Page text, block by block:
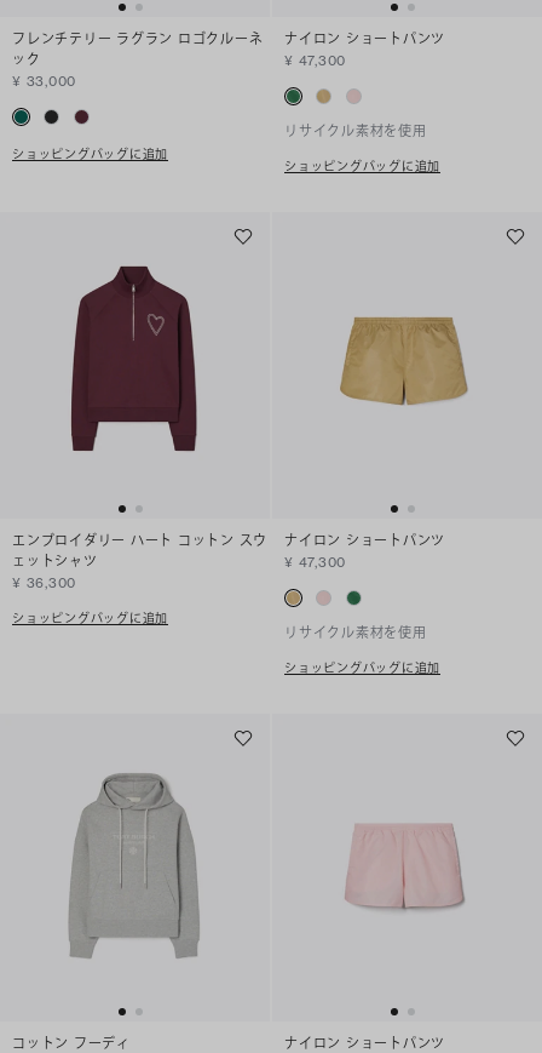
フレンチテリー ラグラン ロゴクルーネ
ック
¥ 33,000
ショッピングバッグに追加
ナイロン ショートパンツ
¥ 47,300
リサイクル素材を使用
ショッピングバッグに追加
エンブロイダリー ハート コットン スウ
ェットシャツ
¥ 36,300
ショッピングバッグに追加
ナイロン ショートパンツ
¥ 47,300
リサイクル素材を使用
ショッピングバッグに追加
コットン フーディ
ナイロン ショートパンツ